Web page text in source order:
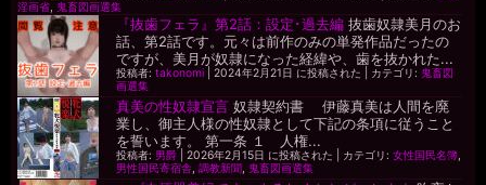
淫画省, 鬼畜図画選集
『抜歯フェラ』第2話：設定･過去編 抜歯奴隷美月のお
話、第2話です。元々は前作のみの単発作品だったの
ですが、美月が奴隷になった経緯や、歯を抜かれた...
投稿者:takonomi |2024年2月21日 に投稿された カテゴリ: 鬼畜図
画選集
真美の性奴隷宣言 奴隷契約書 伊藤真美は人間を廃
業し、御主人様の性奴隷として下記の条項に従うこと
を誓います。 第一条 １ 人権...
投稿者: 男爵 |2026年2月15日 に投稿された カテゴリ:女性国民名簿,
男性国民寄宿舎,調教新聞, 鬼畜図画選集